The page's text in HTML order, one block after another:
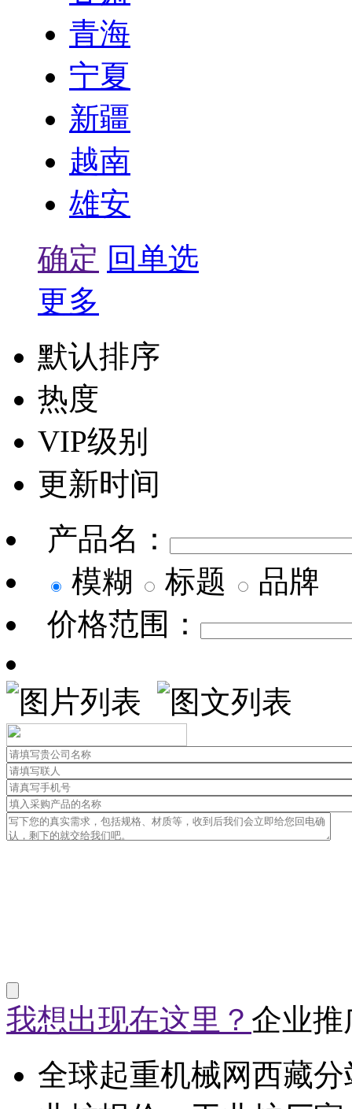
青海
宁夏
新疆
越南
雄安
确定 回单选
更多
默认排序
热度
VIP级别
更新时间
产品名：
模糊
标题
品牌
价格范围：
我想出现在这里？ 企业推
全球起重机械网西藏